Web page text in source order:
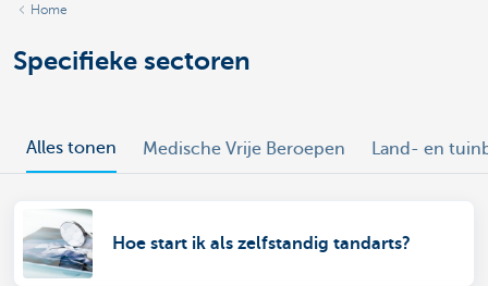
Home
Specifieke sectoren
Alles tonen Medische Vrije Beroepen Land- en
Hoe start ik als zelfstandig tandarts?